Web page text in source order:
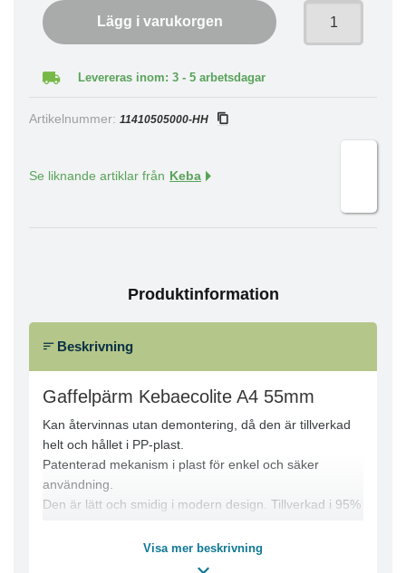
Lägg i varukorgen
Levereras inom: 3 - 5 arbetsdagar
Artikelnummer: 11410505000-HH
Se liknande artiklar från Keba
Produktinformation
Beskrivning
Gaffelpärm Kebaecolite A4 55mm
Kan återvinnas utan demontering, då den är tillverkad
helt och hållet i PP-plast.
Patenterad mekanism i plast för enkel och säker
användning.
Den är lätt och smidig i modern design. Tillverkad i 95%
Svensktillverkad, 5 års garanti.
Visa mer beskrivning